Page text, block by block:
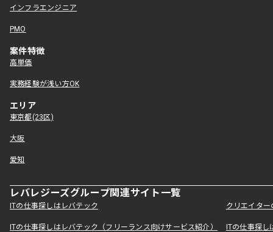
インフラエンジニア
PMO
案件特徴
高単価
実務経験が浅い方OK
エリア
東京都(23区)
大阪
愛知
レバレジーズグループ関連サイト一覧
ITの仕事探しはレバテック クリエイタ
ITの仕事探しはレバテック（フリーランス向けサービス紹介） ITの仕事探